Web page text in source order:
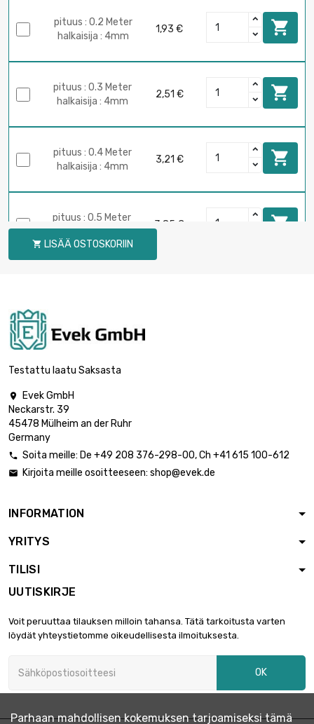
pituus : 0.2 Meter
halkaisija : 4mm
1,93 € 
pituus : 0.3 Meter
halkaisija : 4mm
2,51 € 
pituus : 0.4 Meter
halkaisija : 4mm
3,21 € 
pituus : 0.5 Meter
halkaisija : 4mm
3,85 € 
pituus : 0.02 Meter
halkaisija : 5mm
pituus : 0.05 Meter
halkaisija : 5mm
2,54 € 
pituus : 0.3 Meter
 LISÄÄ OSTOSKORIIN
Testattu laatu Saksasta

Evek GmbH
Neckarstr. 39
45478 Mülheim an der Ruhr
Germany
 Soita meille: De +49 208 376-298-00, Ch +41 615 100-612
 Kirjoita meille osoitteeseen: shop@evek.de
INFORMATION
YRITYS
TILISI
UUTISKIRJE
Voit peruuttaa tilauksen milloin tahansa. Tätä tarkoitusta varten
löydät yhteystietomme oikeudellisesta ilmoituksesta.
OK
Parhaan mahdollisen kokemuksen tarjoamiseksi tämä